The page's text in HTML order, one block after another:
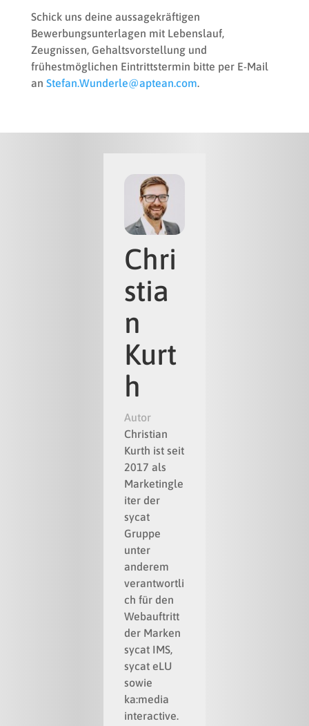
Schick uns deine aussagekräftigen
Bewerbungsunterlagen mit Lebenslauf,
Zeugnissen, Gehaltsvorstellung und
frühestmöglichen Eintrittstermin bitte per E-Mail
an Stefan.Wunderle@aptean.com.
Chri
stia
n
Kurt
h
Autor
Christian
Kurth ist seit
2017 als
Marketingle
iter der
sycat
Gruppe
unter
anderem
verantwortli
ch für den
Webauftritt
der Marken
sycat IMS,
sycat eLU
sowie
ka:media
interactive.